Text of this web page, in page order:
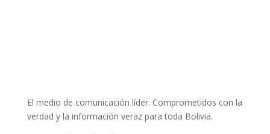
El medio de comunicación líder. Comprometidos con la
verdad y la información veraz para toda Bolivia.